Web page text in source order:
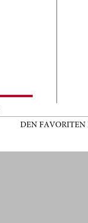
DEN FAVORITEN